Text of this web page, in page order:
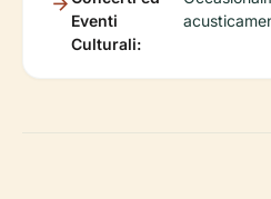
Eventi
Culturali: